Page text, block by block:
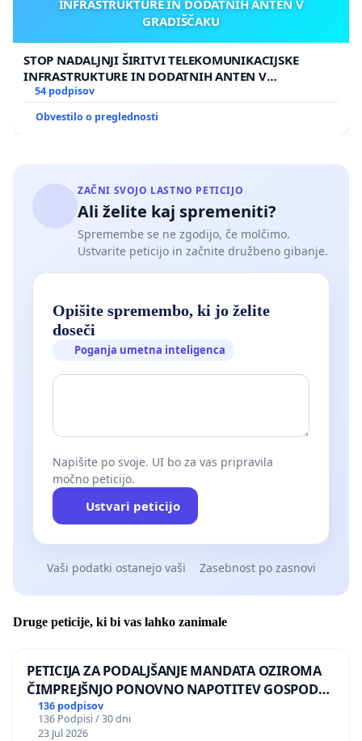
INFRASTRUKTURE IN DODATNIH ANTEN V
GRADIŠČAKU
STOP NADALJNJI ŠIRITVI TELEKOMUNIKACIJSKE
INFRASTRUKTURE IN DODATNIH ANTEN V
GRADIŠČAKU
54 podpisov
Obvestilo o preglednosti
ZAČNI SVOJO LASTNO PETICIJO
Ali želite kaj spremeniti?
Spremembe se ne zgodijo, če molčimo.
Ustvarite peticijo in začnite družbeno gibanje.
Opišite spremembo, ki jo želite
doseči
Poganja umetna inteligenca
Napišite po svoje. UI bo za vas pripravila
močno peticijo.
Ustvari peticijo
Vaši podatki ostanejo vaši Zasebnost po zasnovi
Druge peticije, ki bi vas lahko zanimale
PETICIJA ZA PODALJŠANJE MANDATA OZIROMA
ČIMPREJŠNJO PONOVNO NAPOTITEV GOSPODA
BERNARDA ŠRAJNERJA NA VELEPOSLANIŠTVO
REPUBLIKE SLOVENIJE V MOSKVI
136 podpisov
136 Podpisi / 30 dni
23 Jul 2026